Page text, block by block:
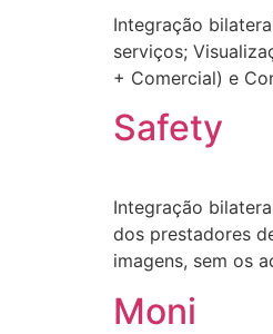
Integração
serviços;
+ Comercial) e
Safety
Integração
dos prestadores
imagens, sem os
Moni